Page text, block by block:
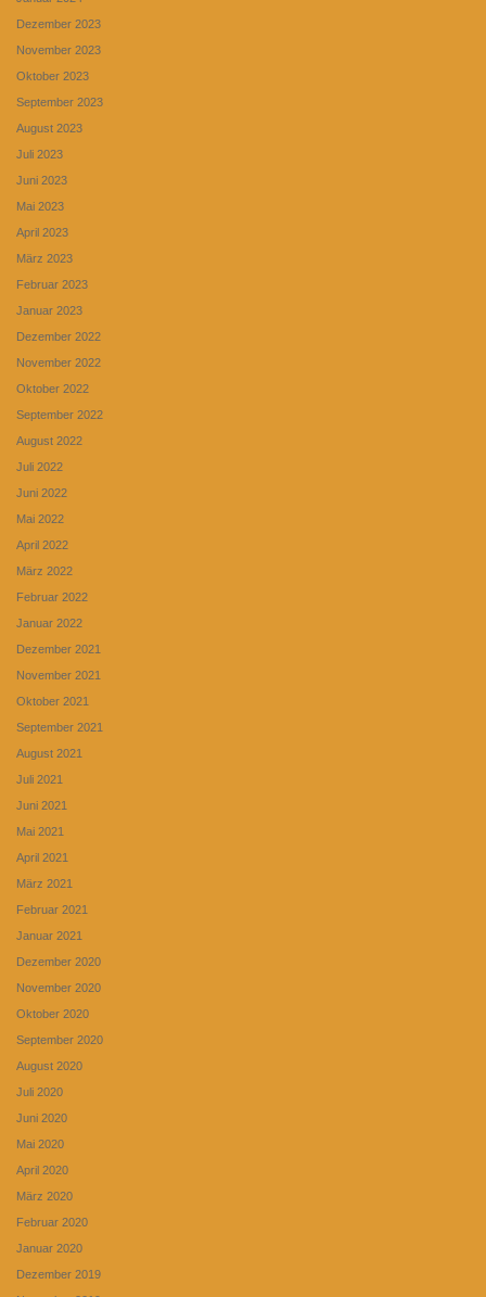
Dezember 2023
November 2023
Oktober 2023
September 2023
August 2023
Juli 2023
Juni 2023
Mai 2023
April 2023
März 2023
Februar 2023
Januar 2023
Dezember 2022
November 2022
Oktober 2022
September 2022
August 2022
Juli 2022
Juni 2022
Mai 2022
April 2022
März 2022
Februar 2022
Januar 2022
Dezember 2021
November 2021
Oktober 2021
September 2021
August 2021
Juli 2021
Juni 2021
Mai 2021
April 2021
März 2021
Februar 2021
Januar 2021
Dezember 2020
November 2020
Oktober 2020
September 2020
August 2020
Juli 2020
Juni 2020
Mai 2020
April 2020
März 2020
Februar 2020
Januar 2020
Dezember 2019